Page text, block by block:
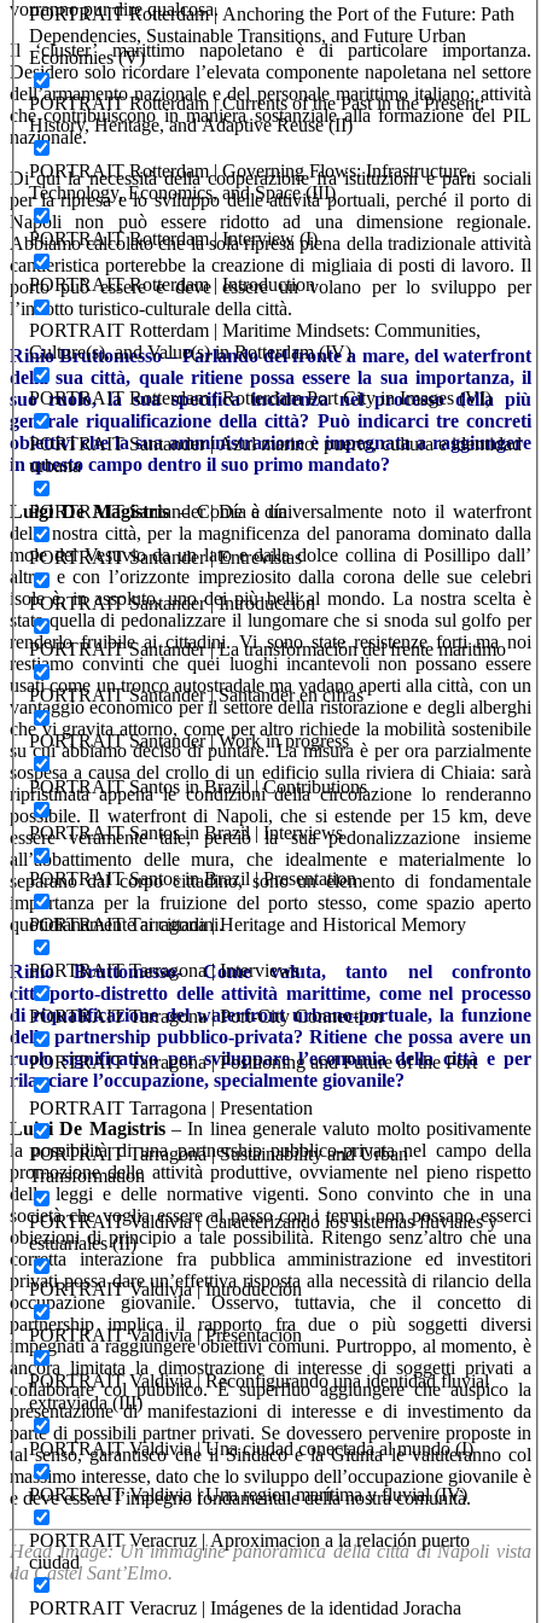
PORTRAIT Rotterdam | Anchoring the Port of the Future: Path
Dependencies, Sustainable Transitions, and Future Urban
Economies (V)
PORTRAIT Rotterdam | Currents of the Past in the Present:
History, Heritage, and Adaptive Reuse (II)
PORTRAIT Rotterdam | Governing Flows: Infrastructure,
Technology, Economics, and Space (III)
PORTRAIT Rotterdam | Interview (I)
PORTRAIT Rotterdam | Introduction
PORTRAIT Rotterdam | Maritime Mindsets: Communities,
Culture(s), and Value(s) in Rotterdam (IV)
PORTRAIT Rotterdam | Rotterdam Port City in Images (VI)
PORTRAIT Santander | Azul marino: puerto, cultura e identidad
urbana
PORTRAIT Santander | Día a día
PORTRAIT Santander | Entrevistas
PORTRAIT Santander | Introducción
PORTRAIT Santander | La transformación del frente maritimo
PORTRAIT Santander | Santander en cifras
PORTRAIT Santander | Work in progress
PORTRAIT Santos in Brazil | Contributions
PORTRAIT Santos in Brazil | Interviews
PORTRAIT Santos in Brazil | Presentation
PORTRAIT Tarragona | Heritage and Historical Memory
PORTRAIT Tarragona | Interviews
PORTRAIT Tarragona | Port-City Connection
PORTRAIT Tarragona | Positioning and Future of the Port
PORTRAIT Tarragona | Presentation
PORTRAIT Tarragona | Sustainability and Urban
Transformation
PORTRAIT Valdivia | Caracterizando los sistemas fluviales y
estuariales (II)
PORTRAIT Valdivia | Introducción
PORTRAIT Valdivia | Presentación
PORTRAIT Valdivia | Reconfigurando una identidad fluvial
extraviada (III)
PORTRAIT Valdivia | Una ciudad conectada al mundo (I)
PORTRAIT Valdivia | Una region marítima y fluvial (IV)
PORTRAIT Veracruz | Aproximacion a la relación puerto
ciudad
PORTRAIT Veracruz | Imágenes de la identidad Joracha
vorranno pur dire qualcosa.
Il ‘cluster’ marittimo napoletano è di particolare importanza.
Desidero solo ricordare l’elevata componente napoletana nel settore
dell’armamento nazionale e del personale marittimo italiano: attività
che contribuiscono in maniera sostanziale alla formazione del PIL
nazionale.
Di qui la necessità della cooperazione fra istituzioni e parti sociali
per la ripresa e lo sviluppo delle attività portuali, perché il porto di
Napoli non può essere ridotto ad una dimensione regionale.
Abbiamo calcolato che la sola ripresa piena della tradizionale attività
cantieristica porterebbe la creazione di migliaia di posti di lavoro. Il
porto può essere e deve essere un volano per lo sviluppo per
l’indotto turistico-culturale della città.
Rinio Bruttomesso – Parlando del fronte a mare, del waterfront
della sua città, quale ritiene possa essere la sua importanza, il
suo ruolo, la sua specifica incidenza nel processo della più
generale riqualificazione della città? Può indicarci tre concreti
obiettivi che la sua amministrazione è impegnata a raggiungere
in questo campo dentro il suo primo mandato?
Luigi De Magistris– Come è universalmente noto il waterfront
della nostra città, per la magnificenza del panorama dominato dalla
mole del Vesuvio da un lato e dalla dolce collina di Posillipo dall’
altro, e con l’orizzonte impreziosito dalla corona delle sue celebri
isole è, in assoluto, uno dei più belli al mondo. La nostra scelta è
stata quella di pedonalizzare il lungomare che si snoda sul golfo per
renderlo fruibile ai cittadini. Vi sono state resistenze forti ma noi
restiamo convinti che quei luoghi incantevoli non possano essere
usati come un tronco autostradale ma vadano aperti alla città, con un
vantaggio economico per il settore della ristorazione e degli alberghi
che vi gravita attorno, come per altro richiede la mobilità sostenibile
su cui abbiamo deciso di puntare. La misura è per ora parzialmente
sospesa a causa del crollo di un edificio sulla riviera di Chiaia: sarà
ripristinata appena le condizioni della circolazione lo renderanno
possibile. Il waterfront di Napoli, che si estende per 15 km, deve
essere veramente tale, perciò la sua pedonalizzazione insieme
all’abbattimento delle mura, che idealmente e materialmente lo
separano dal corpo cittadino, sono un elemento di fondamentale
importanza per la fruizione del porto stesso, come spazio aperto
quotidianamente ai cittadini.
Rinio Bruttomesso- Come valuta, tanto nel confronto
città/porto-distretto delle attività marittime, come nel processo
di riqualificazione del waterfront urbano-portuale, la funzione
della partnership pubblico-privata? Ritiene che possa avere un
ruolo significativo per sviluppare l’economia della città e per
rilanciare l’occupazione, specialmente giovanile?
Luigi De Magistris– In linea generale valuto molto positivamente
la possibilità di una partnership pubblico-privata nel campo della
promozione delle attività produttive, ovviamente nel pieno rispetto
delle leggi e delle normative vigenti. Sono convinto che in una
società che voglia essere al passo con i tempi non possano esserci
obiezioni di principio a tale possibilità. Ritengo senz’altro che una
corretta interazione fra pubblica amministrazione ed investitori
privati possa dare un’effettiva risposta alla necessità di rilancio della
occupazione giovanile. Osservo, tuttavia, che il concetto di
partnership implica il rapporto fra due o più soggetti diversi
impegnati a raggiungere obiettivi comuni. Purtroppo, al momento, è
ancora limitata la dimostrazione di interesse di soggetti privati a
collaborare col pubblico. È superfluo aggiungere che auspico la
presentazione di manifestazioni di interesse e di investimento da
parte di possibili partner privati. Se dovessero pervenire proposte in
tal senso, garantisco che il Sindaco e la Giunta le valuteranno col
massimo interesse, dato che lo sviluppo dell’occupazione giovanile è
e deve essere l’impegno fondamentale della nostra comunità.
Head Image: Un’immagine panoramica della città di Napoli vista
da Castel Sant’Elmo.